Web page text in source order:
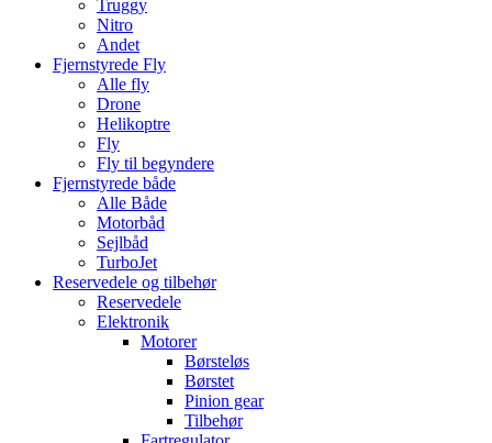
Truggy
Nitro
Andet
Fjernstyrede Fly
Alle fly
Drone
Helikoptre
Fly
Fly til begyndere
Fjernstyrede både
Alle Både
Motorbåd
Sejlbåd
TurboJet
Reservedele og tilbehør
Reservedele
Elektronik
Motorer
Børsteløs
Børstet
Pinion gear
Tilbehør